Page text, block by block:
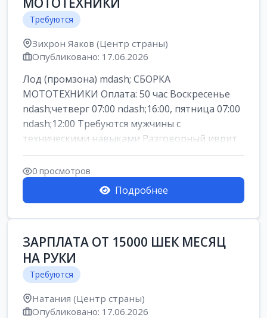
Требуются
Зихрон Яаков (Центр страны)
Опубликовано: 17.06.2026
Лод (промзона) mdash; СБОРКА
МОТОТЕХНИКИ Оплата: 50 час Воскресенье
ndash;четверг 07:00 ndash;16:00, пятница 07:00
ndash;12:00 Требуются мужчины с
техническими навыками Разговорный иврит
или английски...
0 просмотров
Подробнее
ЗАРПЛАТА ОТ 15000 ШЕК МЕСЯЦ
НА РУКИ
Требуются
Натания (Центр страны)
Опубликовано: 17.06.2026